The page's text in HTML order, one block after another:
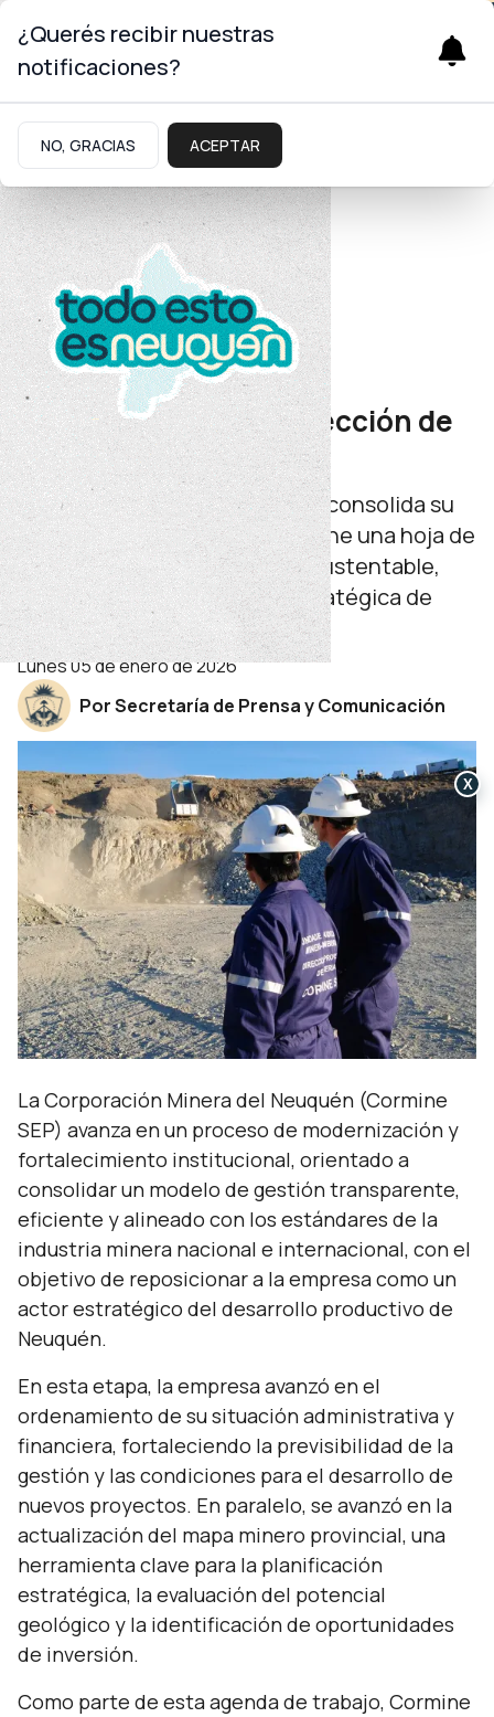
Energía
Desarrollo productivo
Cormine avanza en la
modernización y proyección de
la minería neuquina
La empresa minera del Estado consolida su
reordenamiento interno y define una hoja de
ruta orientada a una minería sustentable,
transparente y con visión estratégica de
largo plazo.
lunes 05 de enero de 2026
Por Secretaría de Prensa y Comunicación
La Corporación Minera del Neuquén (Cormine
SEP) avanza en un proceso de modernización y
fortalecimiento institucional, orientado a
consolidar un modelo de gestión transparente,
eficiente y alineado con los estándares de la
industria minera nacional e internacional, con el
objetivo de reposicionar a la empresa como un
actor estratégico del desarrollo productivo de
Neuquén.
En esta etapa, la empresa avanzó en el
ordenamiento de su situación administrativa y
financiera, fortaleciendo la previsibilidad de la
gestión y las condiciones para el desarrollo de
nuevos proyectos. En paralelo, se avanzó en la
actualización del mapa minero provincial, una
herramienta clave para la planificación
estratégica, la evaluación del potencial
geológico y la identificación de oportunidades
de inversión.
Como parte de esta agenda de trabajo, Cormine
¿Querés recibir nuestras
notificaciones?
NO, GRACIAS ACEPTAR
X